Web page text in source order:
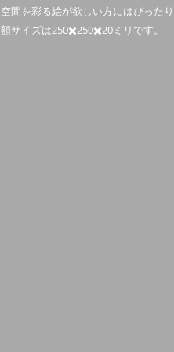
空間を彩る絵が欲しい方にはぴったり
額サイズは250✖️250✖️20ミリです。